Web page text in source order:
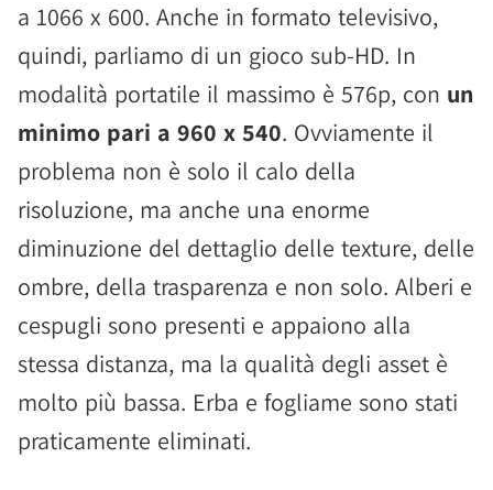
a 1066 x 600. Anche in formato televisivo,
quindi, parliamo di un gioco sub-HD. In
modalità portatile il massimo è 576p, con un
minimo pari a 960 x 540. Ovviamente il
problema non è solo il calo della
risoluzione, ma anche una enorme
diminuzione del dettaglio delle texture, delle
ombre, della trasparenza e non solo. Alberi e
cespugli sono presenti e appaiono alla
stessa distanza, ma la qualità degli asset è
molto più bassa. Erba e fogliame sono stati
praticamente eliminati.